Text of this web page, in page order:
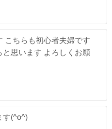
こちらも初心者夫婦です
思います よろしくお願
す(^o^)